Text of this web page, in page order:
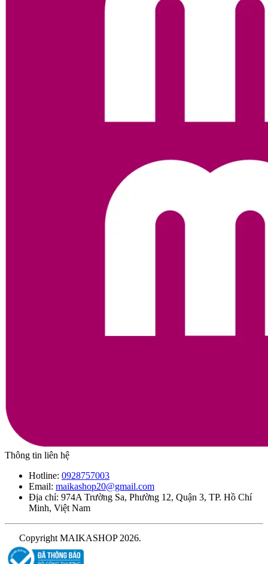
Thông tin liên hệ
Hotline: 0928757003
Email: maikashop20@gmail.com
Địa chỉ: 974A Trường Sa, Phường 12, Quận 3, TP. Hồ Chí
Minh, Việt Nam
Copyright MAIKASHOP 2026.